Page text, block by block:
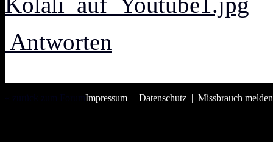
Antworten
« zurück zum ForumImpressum | Datenschutz | Missbrauch melden